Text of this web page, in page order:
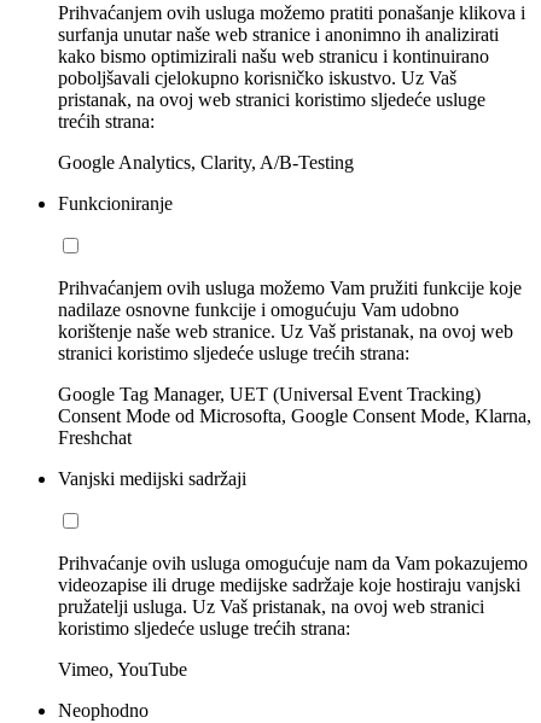
Prihvaćanjem ovih usluga možemo pratiti ponašanje klikova i
surfanja unutar naše web stranice i anonimno ih analizirati
kako bismo optimizirali našu web stranicu i kontinuirano
poboljšavali cjelokupno korisničko iskustvo. Uz Vaš
pristanak, na ovoj web stranici koristimo sljedeće usluge
trećih strana:
Google Analytics, Clarity, A/B-Testing
Funkcioniranje
Prihvaćanjem ovih usluga možemo Vam pružiti funkcije koje
nadilaze osnovne funkcije i omogućuju Vam udobno
korištenje naše web stranice. Uz Vaš pristanak, na ovoj web
stranici koristimo sljedeće usluge trećih strana:
Google Tag Manager, UET (Universal Event Tracking)
Consent Mode od Microsofta, Google Consent Mode, Klarna,
Freshchat
Vanjski medijski sadržaji
Prihvaćanje ovih usluga omogućuje nam da Vam pokazujemo
videozapise ili druge medijske sadržaje koje hostiraju vanjski
pružatelji usluga. Uz Vaš pristanak, na ovoj web stranici
koristimo sljedeće usluge trećih strana:
Vimeo, YouTube
Neophodno